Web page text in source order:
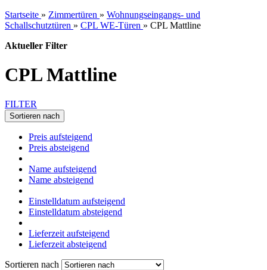
Startseite » Zimmertüren » Wohnungseingangs- und
Schallschutztüren » CPL WE-Türen » CPL Mattline
Aktueller Filter
CPL Mattline
FILTER
Sortieren nach
Preis aufsteigend
Preis absteigend
Name aufsteigend
Name absteigend
Einstelldatum aufsteigend
Einstelldatum absteigend
Lieferzeit aufsteigend
Lieferzeit absteigend
Sortieren nach